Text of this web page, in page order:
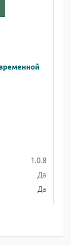
1.0.8
Да
Да